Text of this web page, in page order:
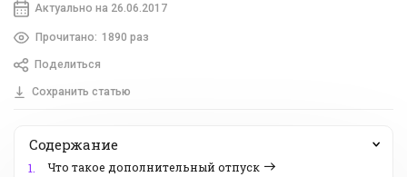
Актуально на 26.06.2017
Прочитано: 1890 раз
Поделиться
Сохранить статью
Содержание
1.
Что такое дополнительный отпуск